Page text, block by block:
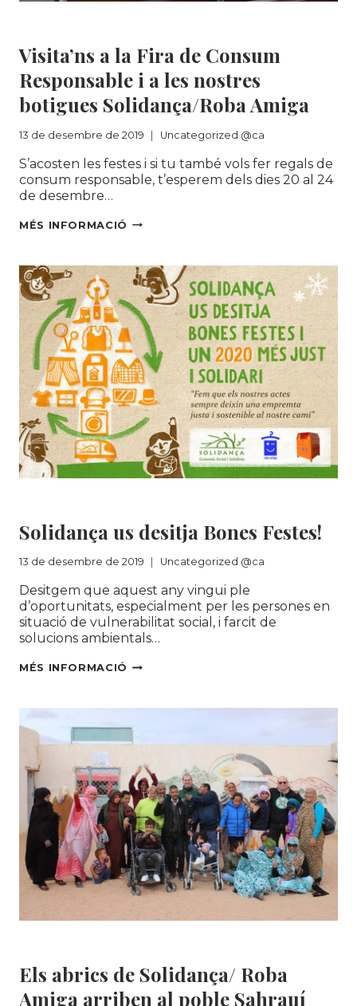
Visita’ns a la Fira de Consum
Responsable i a les nostres
botigues Solidança/Roba Amiga
13 de desembre de 2019 Uncategorized @ca
S’acosten les festes i si tu també vols fer regals de
consum responsable, t’esperem dels dies 20 al 24
de desembre…
MÉS INFORMACIÓ VISITA’NS A LA
CONSUM
RESPONSABLE
I
A
LES
NOSTRES
BOTIGUES
SOLIDANÇA/ROBA
AMIGA
Solidança us desitja Bones Festes!
13 de desembre de 2019 Uncategorized @ca
Desitgem que aquest any vingui ple
d’oportunitats, especialment per les persones en
situació de vulnerabilitat social, i farcit de
solucions ambientals…
MÉS INFORMACIÓ SOLIDANÇA
Els abrics de Solidança/ Roba
Amiga arriben al poble Sahrauí